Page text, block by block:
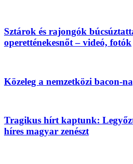
Sztárok és rajongók
operetténekesnőt – videó, fotók
Közeleg a nemzetközi bacon-
Tragikus hírt kaptunk:
híres magyar zenészt